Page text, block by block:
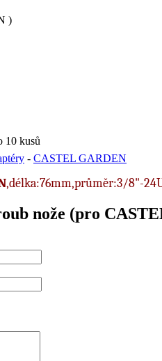
10 kusů
- CASTEL GARDEN
,délka:76mm,průměr:3/8"-
nože (pro